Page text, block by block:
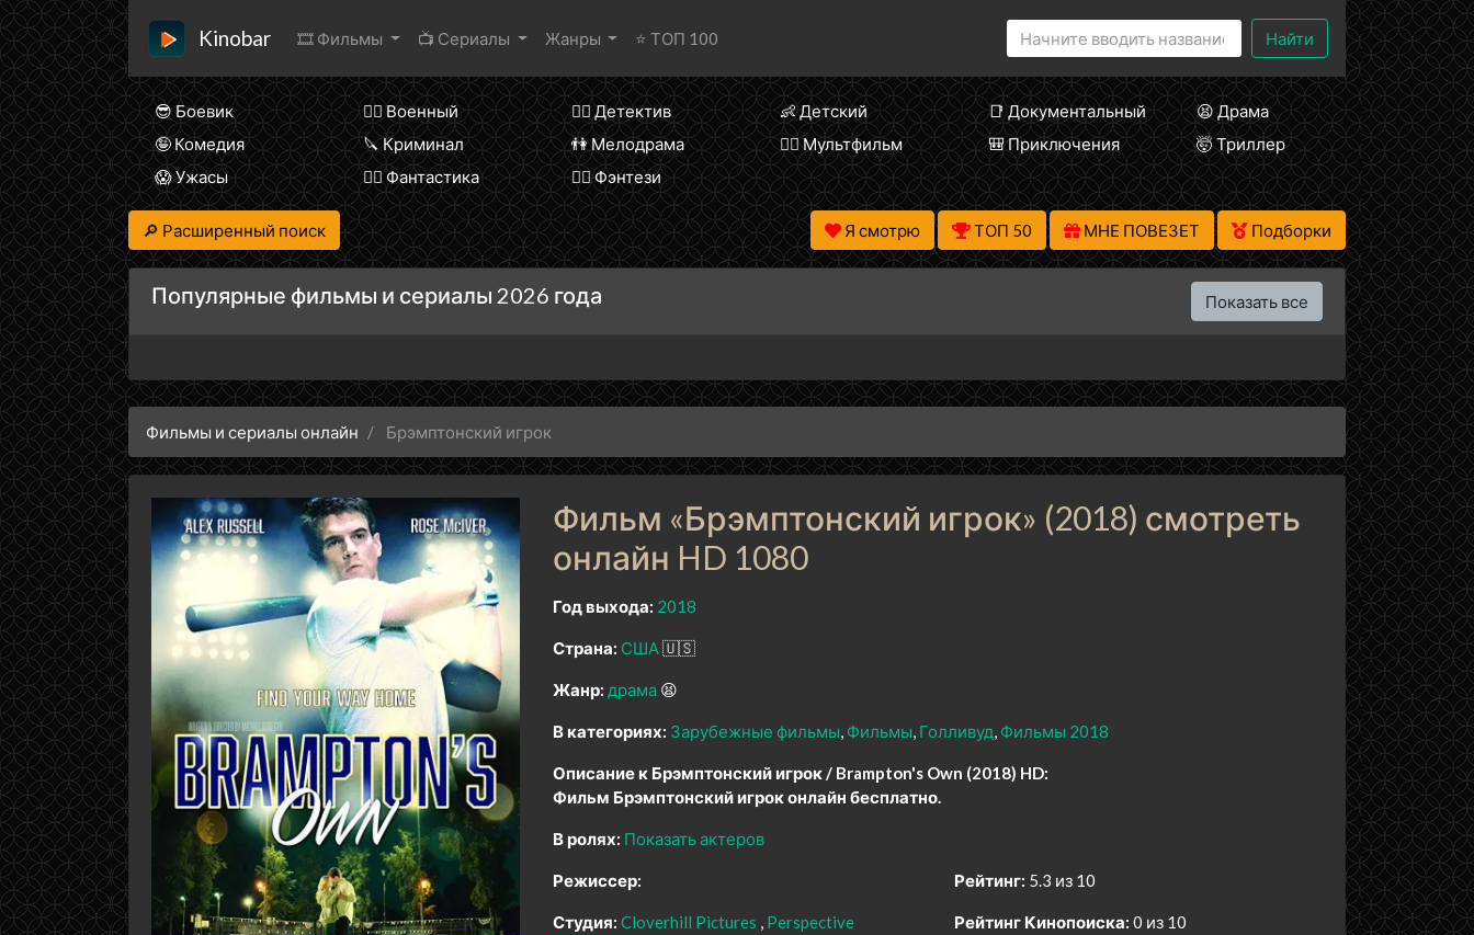
Kinobar 🎞 Фильмы 📺 Сериалы Жанры ⭐ ТОП 100 Найти
😎 Боевик 👨‍✈️ Военный 🕵️‍♂️ Детектив 👶 Детский 📑 Документальный
😫 Драма
🤪 Комедия
🔪 Криминал 👫 Мелодрама 🧚‍♀️ Мультфильм 🎒 Приключения
🤯 Триллер
😱 Ужасы
🧙‍♀️ Фантастика 🧝‍♂️ Фэнтези
🔎 Расширенный поиск Я смотрю ТОП 50 МНЕ ПОВЕЗЕТ Подборки
Популярные фильмы и сериалы 2026 года Показать все
Фильмы и сериалы онлайн Брэмптонский игрок
Фильм «Брэмптонский игрок» (2018) смотреть
онлайн HD 1080
Год выхода: 2018
Страна: США🇺🇸
Жанр: драма 😫
В категориях: Зарубежные фильмы Фильмы Голливуд Фильмы 2018
Описание к Брэмптонский игрок / Brampton's Own (2018) HD:
Фильм Брэмптонский игрок онлайн бесплатно.
В ролях: Показать актеров
Режиссер:
Студия: Cloverhill Pictures
Perspective
Рейтинг: 5.3 из 10
Рейтинг Кинопоиска: 0 из 10